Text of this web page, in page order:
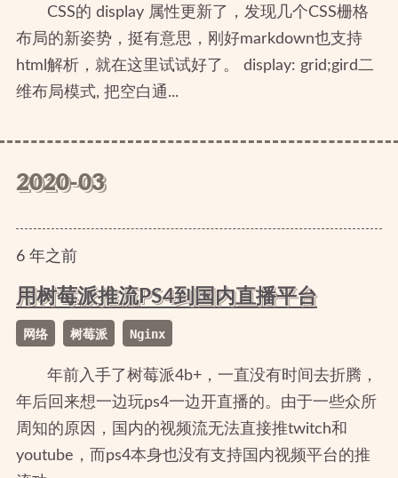
CSS的 display 属性更新了，发现几个CSS栅格
布局的新姿势，挺有意思，刚好markdown也支持
html解析，就在这里试试好了。 display: grid;gird二
维布局模式, 把空白通...
2020-03
6年之前
用树莓派推流PS4到国内直播平台
网络 树莓派 Nginx
年前入手了树莓派4b+，一直没有时间去折腾，
年后回来想一边玩ps4一边开直播的。由于一些众所
周知的原因，国内的视频流无法直接推twitch和
youtube，而ps4本身也没有支持国内视频平台的推